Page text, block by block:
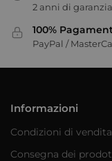
2 anni di garanzia
100%
PayPal /
Informazioni
Condizioni di vendita
Consegna dei